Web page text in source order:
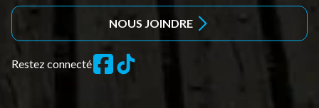
NOUS JOINDRE
Restez connecté